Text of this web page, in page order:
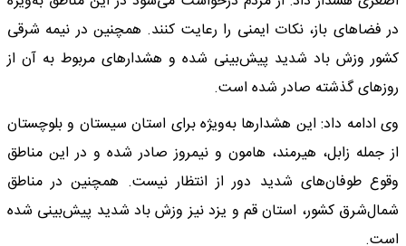
در فضاهای باز، نکات ایمنی را رعایت کنند. همچنین در نیمه شرقی
کشور وزش باد شدید پیش‌بینی شده و هشدارهای مربوط به آن از
روزهای گذشته صادر شده است.
وی ادامه داد: این هشدارها به‌ویژه برای استان سیستان و بلوچستان
از جمله زابل، هیرمند، هامون و نیمروز صادر شده و در این مناطق
وقوع طوفان‌های شدید دور از انتظار نیست. همچنین در مناطق
شمال‌شرق کشور، استان قم و یزد نیز وزش باد شدید پیش‌بینی شده
است.